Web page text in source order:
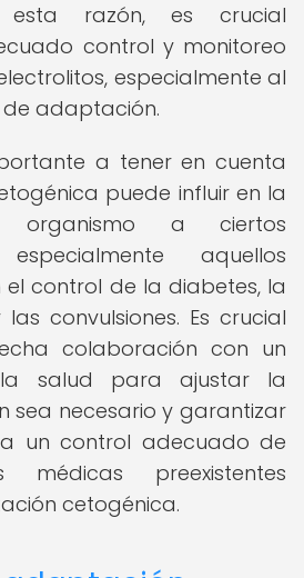
esta razón, es crucial
control y monitoreo
especialmente al
de adaptación.
a tener en cuenta
puede influir en la
organismo a ciertos
especialmente aquellos
control de la diabetes, la
convulsiones. Es crucial
colaboración con un
salud para ajustar la
sea necesario y garantizar
un control adecuado de
médicas preexistentes
cetogénica.